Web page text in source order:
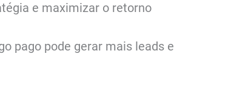
e maximizar o retorno
pago pode gerar mais leads e